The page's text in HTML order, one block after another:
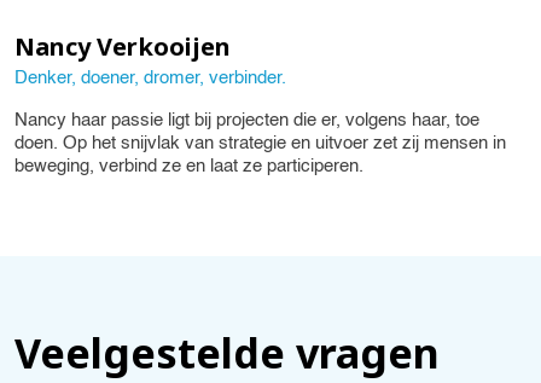
Nancy Verkooijen
Denker, doener, dromer, verbinder.
Nancy haar passie ligt bij projecten die er, volgens haar, toe
doen. Op het snijvlak van strategie en uitvoer zet zij mensen in
beweging, verbind ze en laat ze participeren.
Veelgestelde vragen